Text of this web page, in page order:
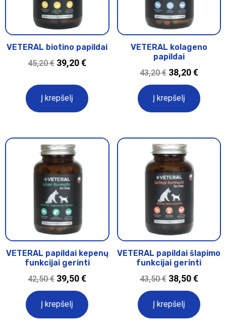
VETERAL biotino papildai
45,20€ 39,20€
Į krepšelį
VETERAL kolageno
papildai
43,20€ 38,20€
Į krepšelį
VETERAL papildai kepenų
funkcijai gerinti
42,50€ 39,50€
Į krepšelį
VETERAL papildai šlapimo
funkcijai gerinti
43,50€ 38,50€
Į krepšelį